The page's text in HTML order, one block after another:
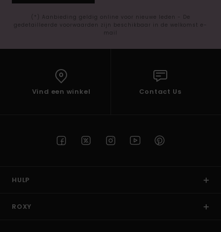
(*) Aanbieding geldig online voor nieuwe leden - De
gedetailleerde voorwaarden zijn beschikbaar in de welkomst e-
mail
Vind een winkel Contact Us
HULP
ROXY